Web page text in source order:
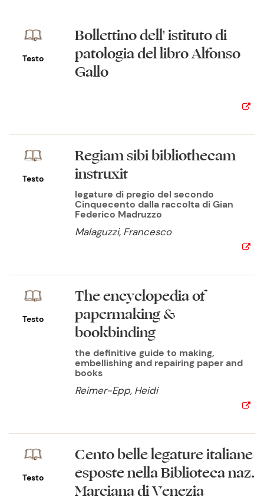
Testo
Bollettino dell' istituto di
patologia del libro Alfonso
Gallo
Testo
Regiam sibi bibliothecam
instruxit
legature di pregio del secondo
Cinquecento dalla raccolta di Gian
Federico Madruzzo
Malaguzzi, Francesco
Testo
The encyclopedia of
papermaking &
bookbinding
the definitive guide to making,
embellishing and repairing paper and
books
Reimer-Epp, Heidi
Testo
Cento belle legature italiane
esposte nella Biblioteca naz.
Marciana di Venezia